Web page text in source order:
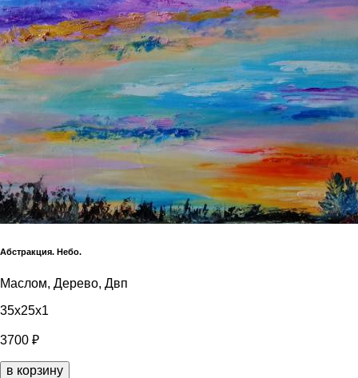
Абстракция. Небо.
Маслом, Дерево, Двп
35x25x1
3700 ₽
в корзину